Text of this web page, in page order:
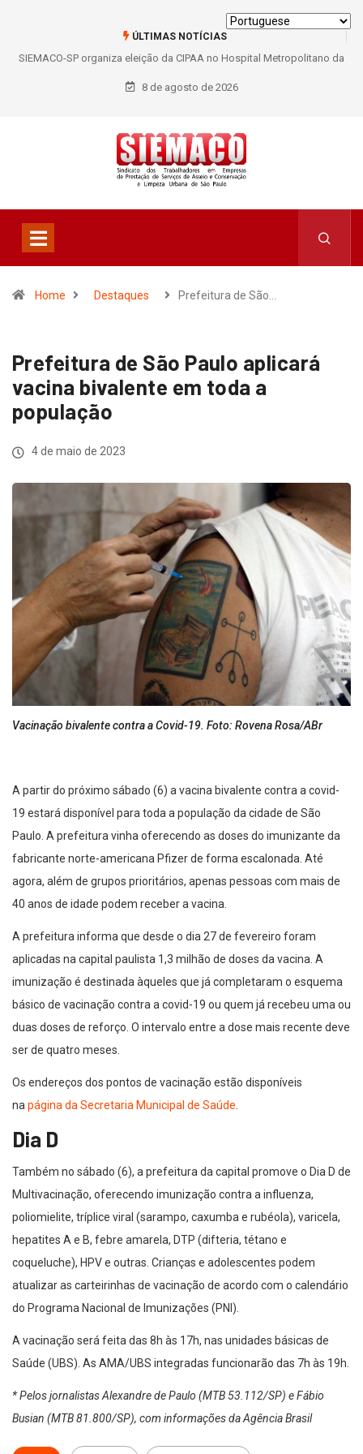
ÚLTIMAS NOTÍCIAS
SIEMACO-SP organiza eleição da CIPAA no Hospital Metropolitano da
Lapa e fortalece participação dos trabalhadores
8 de agosto de 2026
Home Destaques Prefeitura de São…
Prefeitura de São Paulo aplicará
vacina bivalente em toda a
população
4 de maio de 2023
Vacinação bivalente contra a Covid-19. Foto: Rovena Rosa/ABr
A partir do próximo sábado (6) a vacina bivalente contra a covid-
19 estará disponível para toda a população da cidade de São
Paulo. A prefeitura vinha oferecendo as doses do imunizante da
fabricante norte-americana Pfizer de forma escalonada. Até
agora, além de grupos prioritários, apenas pessoas com mais de
40 anos de idade podem receber a vacina.
A prefeitura informa que desde o dia 27 de fevereiro foram
aplicadas na capital paulista 1,3 milhão de doses da vacina. A
imunização é destinada àqueles que já completaram o esquema
básico de vacinação contra a covid-19 ou quem já recebeu uma ou
duas doses de reforço. O intervalo entre a dose mais recente deve
ser de quatro meses.
Os endereços dos pontos de vacinação estão disponíveis
napágina da Secretaria Municipal de Saúde.
Dia D
Também no sábado (6), a prefeitura da capital promove o Dia D de
Multivacinação, oferecendo imunização contra a influenza,
poliomielite, tríplice viral (sarampo, caxumba e rubéola), varicela,
hepatites A e B, febre amarela, DTP (difteria, tétano e
coqueluche), HPV e outras. Crianças e adolescentes podem
atualizar as carteirinhas de vacinação de acordo com o calendário
do Programa Nacional de Imunizações (PNI).
A vacinação será feita das 8h às 17h, nas unidades básicas de
Saúde (UBS). As AMA/UBS integradas funcionarão das 7h às 19h.
* Pelos jornalistas Alexandre de Paulo (MTB 53.112/SP) e Fábio
Busian (MTB 81.800/SP), com informações da Agência Brasil